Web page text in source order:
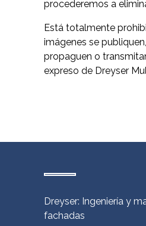
procederemos a
Está totalmente
imágenes se
propaguen o
expreso de Dreyser
Dreyser: Ingeniería y
fachadas